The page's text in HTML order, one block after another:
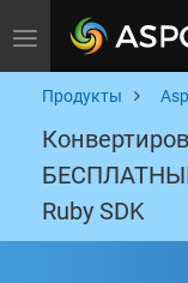
Toggle navigation
Продукты
Ruby SDK